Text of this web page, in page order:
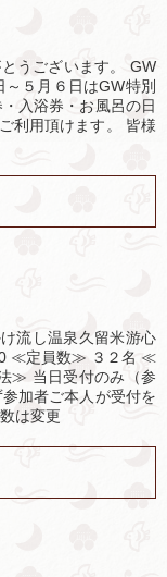
うございます。 GW
５月６日はGW特別
入浴券・お風呂の日
利用頂けます。 皆様
流し温泉久留米游心
≪定員数≫ ３２名 ≪
≫ 当日受付のみ（参
加者ご本人が受付を
は変更